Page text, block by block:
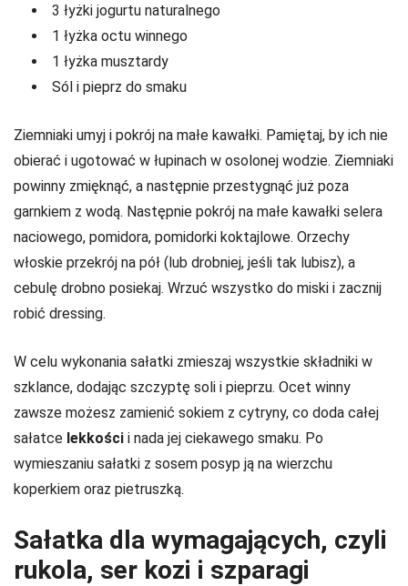
3 łyżki jogurtu naturalnego
1 łyżka octu winnego
1 łyżka musztardy
Sól i pieprz do smaku
Ziemniaki umyj i pokrój na małe kawałki. Pamiętaj, by ich nie
obierać i ugotować w łupinach w osolonej wodzie. Ziemniaki
powinny zmięknąć, a następnie przestygnąć już poza
garnkiem z wodą. Następnie pokrój na małe kawałki selera
naciowego, pomidora, pomidorki koktajlowe. Orzechy
włoskie przekrój na pół (lub drobniej, jeśli tak lubisz), a
cebulę drobno posiekaj. Wrzuć wszystko do miski i zacznij
robić dressing.
W celu wykonania sałatki zmieszaj wszystkie składniki w
szklance, dodając szczyptę soli i pieprzu. Ocet winny
zawsze możesz zamienić sokiem z cytryny, co doda całej
sałatce lekkości i nada jej ciekawego smaku. Po
wymieszaniu sałatki z sosem posyp ją na wierzchu
koperkiem oraz pietruszką.
Sałatka dla wymagających, czyli
rukola, ser kozi i szparagi